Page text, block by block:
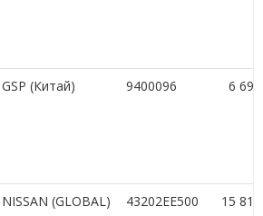
GSP (Китай) 9400096 6
NISSAN (GLOBAL) 43202EE500 15